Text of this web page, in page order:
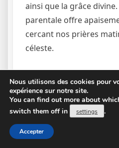
ainsi que la grâce
parentale offre
cercant nos prières
céleste.
nous joindre à Marie
sanctification
sa vie et ses vertus,
sa humilité, la pureté et
Nous utilisons des cookies pour
expérience sur notre site.
You can find out more about
switch them off in
settings .
Accepter